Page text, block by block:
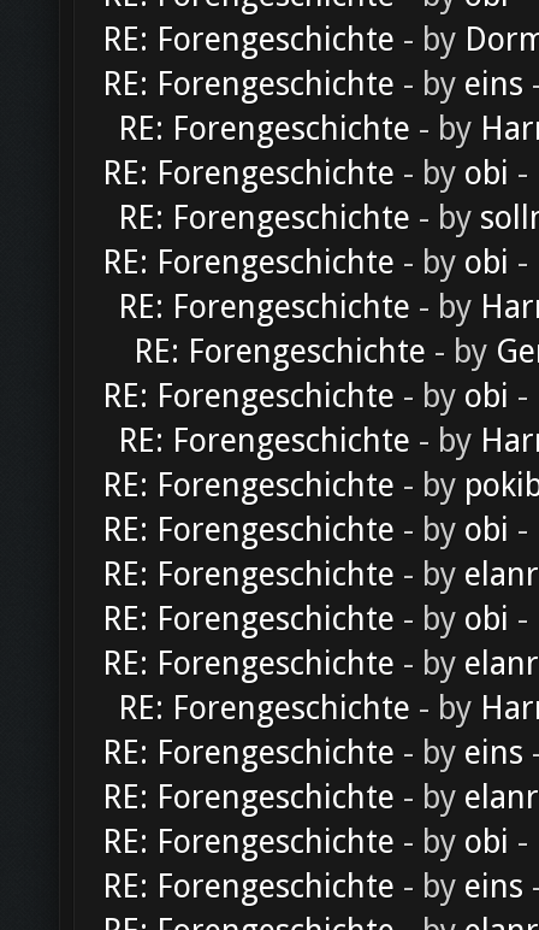
RE: Forengeschichte - by
RE: Forengeschichte - by eins
RE: Forengeschichte - by
RE: Forengeschichte - by obi -
RE: Forengeschichte - by
RE: Forengeschichte - by obi -
RE: Forengeschichte - by
RE: Forengeschichte - by
RE: Forengeschichte - by obi -
RE: Forengeschichte - by
RE: Forengeschichte - by
RE: Forengeschichte - by obi -
RE: Forengeschichte - by
RE: Forengeschichte - by obi -
RE: Forengeschichte - by
RE: Forengeschichte - by
RE: Forengeschichte - by eins
RE: Forengeschichte - by
RE: Forengeschichte - by obi -
RE: Forengeschichte - by eins